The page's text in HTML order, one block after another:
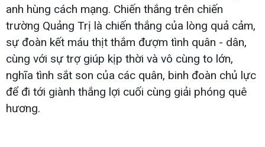
anh hùng cách mạng. Chiến thắng trên chiến
trường Quảng Trị là chiến thắng của lòng quả cảm,
sự đoàn kết máu thịt thắm đượm tình quân - dân,
cùng với sự trợ giúp kịp thời và vô cùng to lớn,
nghĩa tình sắt son của các quân, binh đoàn chủ lực
để đi tới giành thắng lợi cuối cùng giải phóng quê
hương.